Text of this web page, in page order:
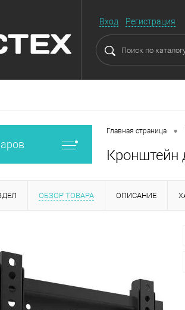
Вход Регистрация
Главная страница •
Кронштейн
ОБЗОР ТОВАРА ОПИСАНИЕ